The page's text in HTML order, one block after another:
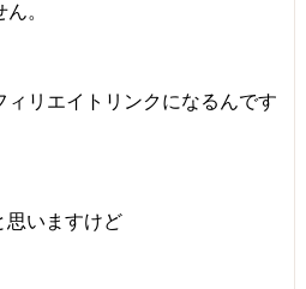
。
ィリエイトリンクになるんです
思いますけど